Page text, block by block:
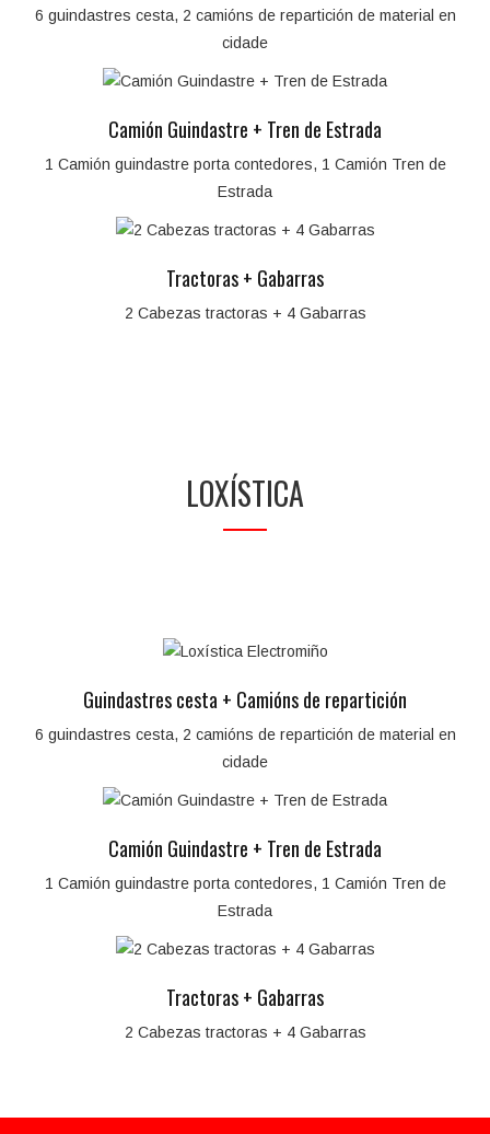
6 guindastres cesta, 2 camións de repartición de material en
cidade
Camión Guindastre + Tren de Estrada
1 Camión guindastre porta contedores, 1 Camión Tren de
Estrada
Tractoras + Gabarras
2 Cabezas tractoras + 4 Gabarras
LOXÍSTICA
Guindastres cesta + Camións de repartición
6 guindastres cesta, 2 camións de repartición de material en
cidade
Camión Guindastre + Tren de Estrada
1 Camión guindastre porta contedores, 1 Camión Tren de
Estrada
Tractoras + Gabarras
2 Cabezas tractoras + 4 Gabarras